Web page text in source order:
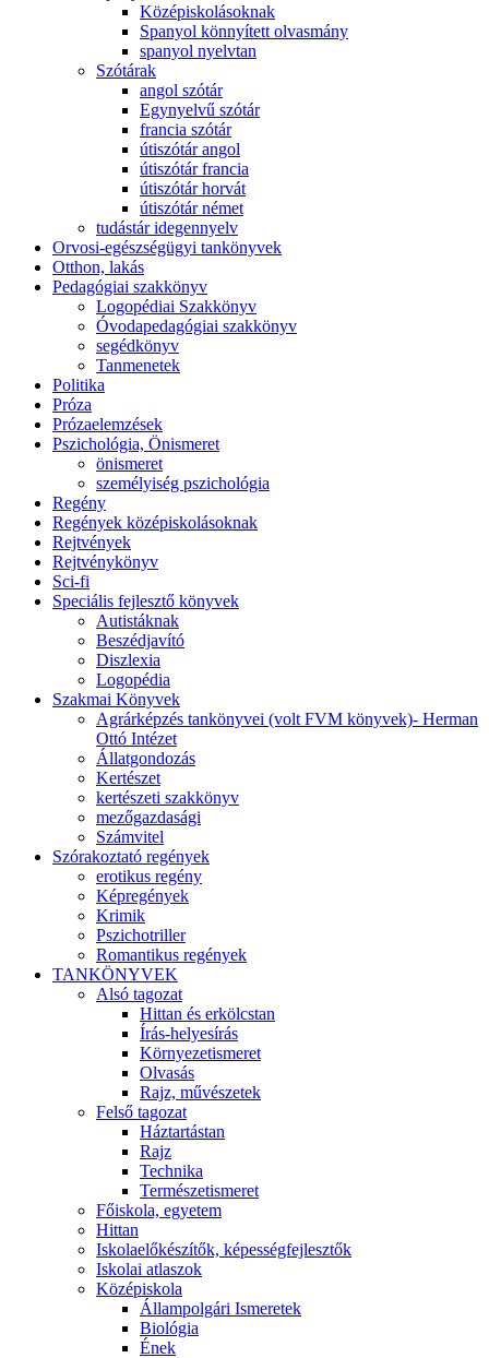
Középiskolásoknak
Spanyol könnyített olvasmány
spanyol nyelvtan
Szótárak
angol szótár
Egynyelvű szótár
francia szótár
útiszótár angol
útiszótár francia
útiszótár horvát
útiszótár német
tudástár idegennyelv
Orvosi-egészségügyi tankönyvek
Otthon, lakás
Pedagógiai szakkönyv
Logopédiai Szakkönyv
Óvodapedagógiai szakkönyv
segédkönyv
Tanmenetek
Politika
Próza
Prózaelemzések
Pszichológia, Önismeret
önismeret
személyiség pszichológia
Regény
Regények középiskolásoknak
Rejtvények
Rejtvénykönyv
Sci-fi
Speciális fejlesztő könyvek
Autistáknak
Beszédjavító
Diszlexia
Logopédia
Szakmai Könyvek
Agrárképzés tankönyvei (volt FVM könyvek)- Herman
Ottó Intézet
Állatgondozás
Kertészet
kertészeti szakkönyv
mezőgazdasági
Számvitel
Szórakoztató regények
erotikus regény
Képregények
Krimik
Pszichotriller
Romantikus regények
TANKÖNYVEK
Alsó tagozat
Hittan és erkölcstan
Írás-helyesírás
Környezetismeret
Olvasás
Rajz, művészetek
Felső tagozat
Háztartástan
Rajz
Technika
Természetismeret
Főiskola, egyetem
Hittan
Iskolaelőkészítők, képességfejlesztők
Iskolai atlaszok
Középiskola
Állampolgári Ismeretek
Biológia
Ének